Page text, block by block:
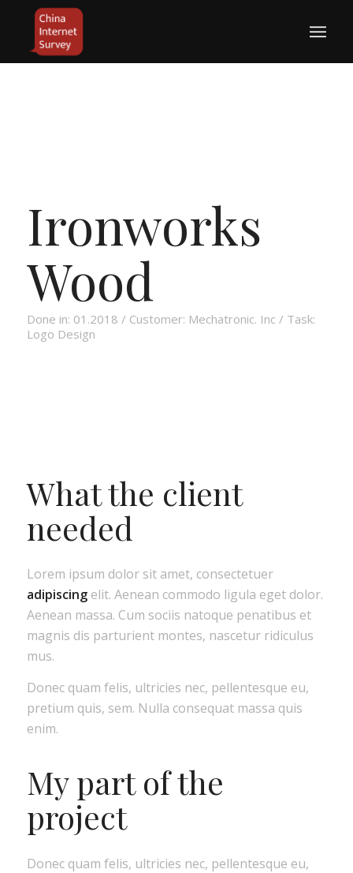
Ironworks
Wood
Done in: 01.2018 / Customer: Mechatronic. Inc / Task:
Logo Design
What the client
needed
Lorem ipsum dolor sit amet, consectetuer
adipiscingelit. Aenean commodo ligula eget dolor.
Aenean massa. Cum sociis natoque penatibus et
magnis dis parturient montes, nascetur ridiculus
mus.
Donec quam felis, ultricies nec, pellentesque eu,
pretium quis, sem. Nulla consequat massa quis
enim.
My part of the
project
Donec quam felis, ultricies nec, pellentesque eu,